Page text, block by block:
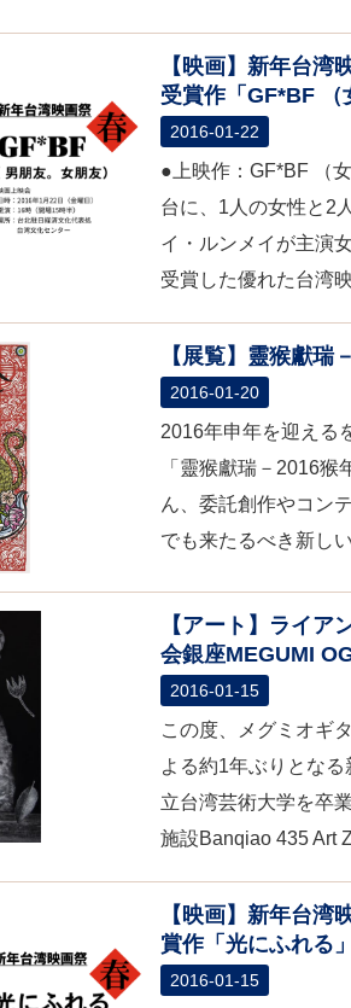
【映画】新年台
受賞作「GF*BF （
2016-01-22
●上映作：GF*BF （
台に、1人の女性と2
イ・ルンメイが主演
受賞した優れた台湾
【展覧】靈猴獻瑞
2016-01-20
2016年申年を迎える
「靈猴獻瑞－2016
ん、委託創作やコン
でも来たるべき新し
【アート】ライ
会銀座MEGUMI
2016-01-15
この度、メグミオギ
よる約1年ぶりとな
立台湾芸術大学を卒
施設Banqiao 435 Art
【映画】新年台
賞作「光にふれる
2016-01-15